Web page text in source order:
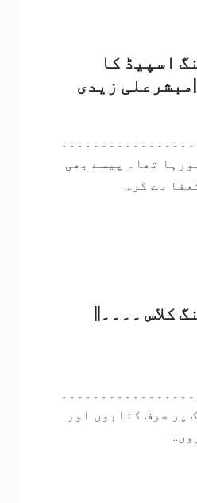
اسپیڈ کا
زیدی
تھا۔ پیسے بھی
دے کر...
کلاس ۔۔۔۔||
پر صرف کتابوں اور